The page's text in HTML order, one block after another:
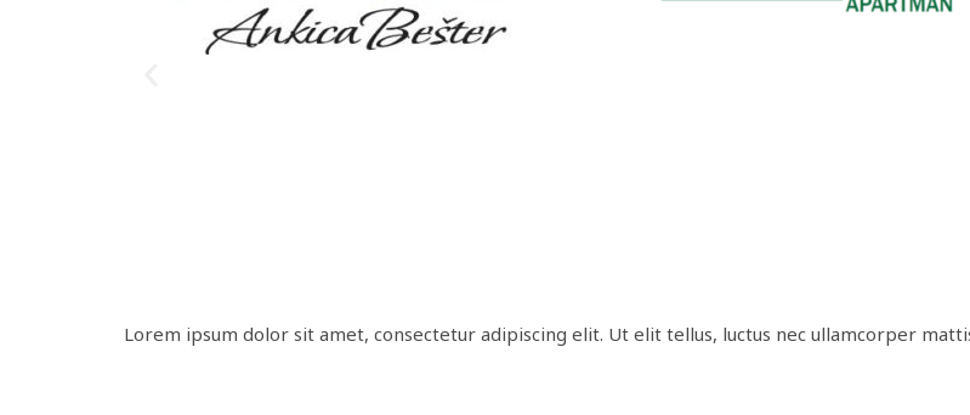
Lorem ipsum dolor sit amet, consectetur adipiscing elit. Ut elit tellus, luctus nec ullamcorper